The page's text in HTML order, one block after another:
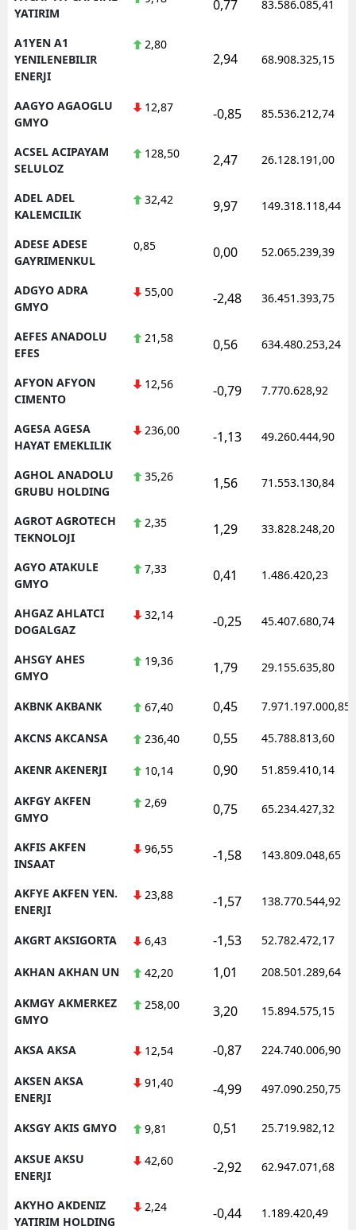
YATIRIM
0,77 83.586.085,41
A1YEN A1
YENILENEBILIR
ENERJI
2,80
2,94 68.908.325,15
AAGYO AGAOGLU
GMYO
12,87 -0,85 85.536.212,74
ACSEL ACIPAYAM
SELULOZ
128,50 2,47 26.128.191,00
ADEL ADEL
KALEMCILIK
32,42 9,97 149.318.118,44
ADESE ADESE
GAYRIMENKUL
0,85 0,00 52.065.239,39
ADGYO ADRA
GMYO
55,00 -2,48 36.451.393,75
AEFES ANADOLU
EFES
21,58 0,56 634.480.253,24
AFYON AFYON
CIMENTO
12,56 -0,79 7.770.628,92
AGESA AGESA
HAYAT EMEKLILIK
236,00 -1,13 49.260.444,90
AGHOL ANADOLU
GRUBU HOLDING
35,26 1,56 71.553.130,84
AGROT AGROTECH
TEKNOLOJI
2,35 1,29 33.828.248,20
AGYO ATAKULE
GMYO
7,33 0,41 1.486.420,23
AHGAZ AHLATCI
DOGALGAZ
32,14 -0,25 45.407.680,74
AHSGY AHES
GMYO
19,36 1,79 29.155.635,80
AKBNK AKBANK 67,40 0,45 7.971.197.000,85
AKCNS AKCANSA 236,40 0,55 45.788.813,60
AKENR AKENERJI 10,14 0,90 51.859.410,14
AKFGY AKFEN
GMYO
2,69 0,75 65.234.427,32
AKFIS AKFEN
INSAAT
96,55 -1,58 143.809.048,65
AKFYE AKFEN YEN.
ENERJI
23,88 -1,57 138.770.544,92
AKGRT AKSIGORTA 6,43 -1,53 52.782.472,17
AKHAN AKHAN UN 42,20 1,01 208.501.289,64
AKMGY AKMERKEZ
GMYO
258,00 3,20 15.894.575,15
AKSA AKSA 12,54 -0,87 224.740.006,90
AKSEN AKSA
ENERJI
91,40 -4,99 497.090.250,75
AKSGY AKIS GMYO 9,81 0,51 25.719.982,12
AKSUE AKSU
ENERJI
42,60 -2,92 62.947.071,68
AKYHO AKDENIZ
YATIRIM HOLDING
2,24 -0,44 1.189.420,49